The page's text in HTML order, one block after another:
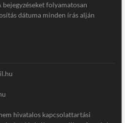
folyamatosan
dátuma minden írás alján
hivatalos kapcsolattartási